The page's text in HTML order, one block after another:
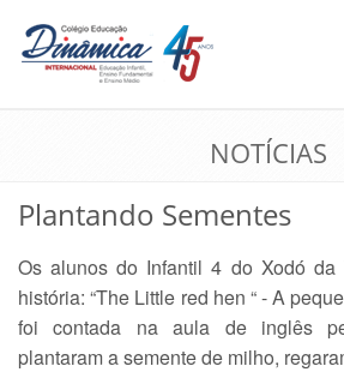
NOTÍCIAS
Plantando Sementes
Os alunos do Infantil 4 do Xodó da
história: “The Little red hen “ - A
foi contada na aula de inglês
plantaram a semente de milho,